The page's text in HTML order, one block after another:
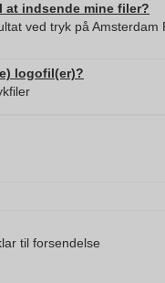
at indsende mine filer?
ved tryk på Amsterdam
logofil(er)?
til forsendelse